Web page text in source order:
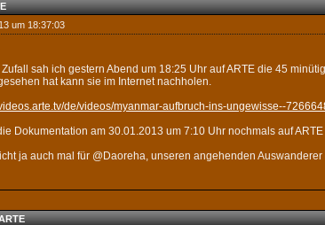
um 18:37:03
sah ich gestern Abend um 18:25 Uhr auf ARTE die 45
hat kann sie im Internet nachholen.
de/videos/myanmar-aufbruch-ins-ungewisse--
Dokumentation am 30.01.2013 um 7:10 Uhr nochmals auf
ja auch mal für @Daoreha, unseren angehenden